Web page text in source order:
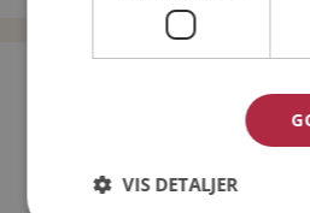
Bli
VIS DETALJER